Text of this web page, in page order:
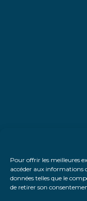
Pour offrir les meilleures
accéder aux informations
données telles que le
de retirer son